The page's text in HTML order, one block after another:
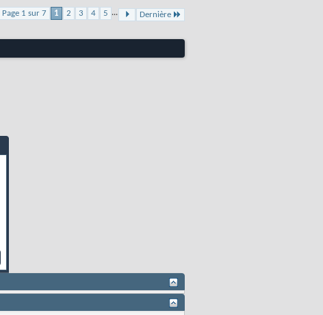
Page 1 sur 7 1 2 3 4 5 ... Dernière